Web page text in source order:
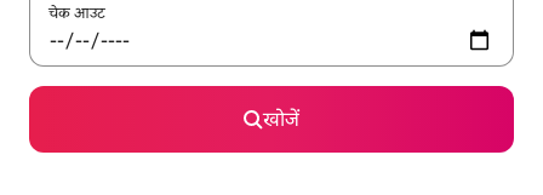
चेक आउट
खोजें